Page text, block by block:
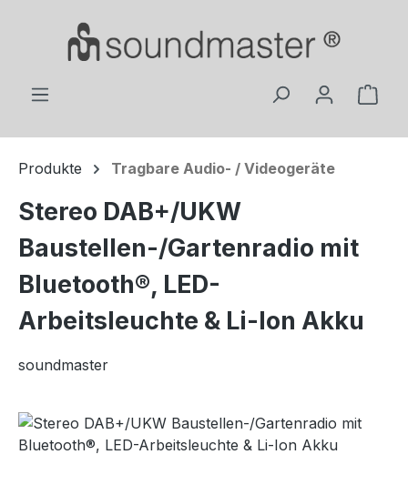
Zum Hauptinhalt springen
Produkte Tragbare Audio- / Videogeräte
Stereo DAB+/UKW
Baustellen-/Gartenradio mit
Bluetooth®, LED-
Arbeitsleuchte & Li-Ion Akku
soundmaster
Bildergalerie überspringen